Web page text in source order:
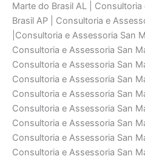
Marte do Brasil AL |
Brasil AP | Consultoria e
|Consultoria e Assessoria San
Consultoria e Assessoria San
Consultoria e Assessoria San
Consultoria e Assessoria San
Consultoria e Assessoria San
Consultoria e Assessoria San
Consultoria e Assessoria San
Consultoria e Assessoria San
Consultoria e Assessoria San